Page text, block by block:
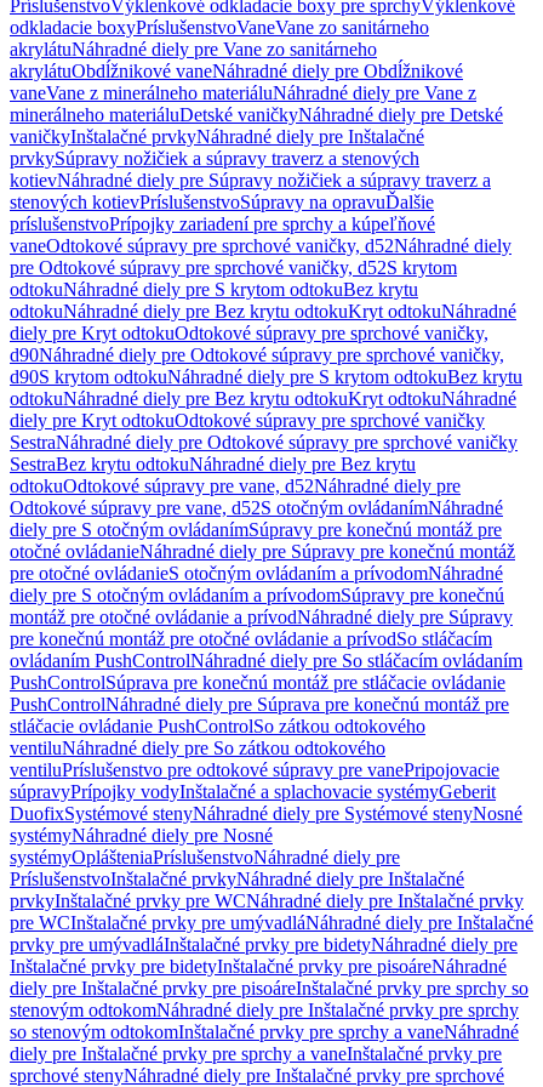
PríslušenstvoVýklenkové odkladacie boxy pre sprchyVýklenkové
odkladacie boxyPríslušenstvoVaneVane zo sanitárneho
akrylátuNáhradné diely pre Vane zo sanitárneho
akrylátuObdĺžnikové vaneNáhradné diely pre Obdĺžnikové
vaneVane z minerálneho materiáluNáhradné diely pre Vane z
minerálneho materiáluDetské vaničkyNáhradné diely pre Detské
vaničkyInštalačné prvkyNáhradné diely pre Inštalačné
prvkySúpravy nožičiek a súpravy traverz a stenových
kotievNáhradné diely pre Súpravy nožičiek a súpravy traverz a
stenových kotievPríslušenstvoSúpravy na opravuĎalšie
príslušenstvoPrípojky zariadení pre sprchy a kúpeľňové
vaneOdtokové súpravy pre sprchové vaničky, d52Náhradné diely
pre Odtokové súpravy pre sprchové vaničky, d52S krytom
odtokuNáhradné diely pre S krytom odtokuBez krytu
odtokuNáhradné diely pre Bez krytu odtokuKryt odtokuNáhradné
diely pre Kryt odtokuOdtokové súpravy pre sprchové vaničky,
d90Náhradné diely pre Odtokové súpravy pre sprchové vaničky,
d90S krytom odtokuNáhradné diely pre S krytom odtokuBez krytu
odtokuNáhradné diely pre Bez krytu odtokuKryt odtokuNáhradné
diely pre Kryt odtokuOdtokové súpravy pre sprchové vaničky
SestraNáhradné diely pre Odtokové súpravy pre sprchové vaničky
SestraBez krytu odtokuNáhradné diely pre Bez krytu
odtokuOdtokové súpravy pre vane, d52Náhradné diely pre
Odtokové súpravy pre vane, d52S otočným ovládanímNáhradné
diely pre S otočným ovládanímSúpravy pre konečnú montáž pre
otočné ovládanieNáhradné diely pre Súpravy pre konečnú montáž
pre otočné ovládanieS otočným ovládaním a prívodomNáhradné
diely pre S otočným ovládaním a prívodomSúpravy pre konečnú
montáž pre otočné ovládanie a prívodNáhradné diely pre Súpravy
pre konečnú montáž pre otočné ovládanie a prívodSo stláčacím
ovládaním PushControlNáhradné diely pre So stláčacím ovládaním
PushControlSúprava pre konečnú montáž pre stláčacie ovládanie
PushControlNáhradné diely pre Súprava pre konečnú montáž pre
stláčacie ovládanie PushControlSo zátkou odtokového
ventiluNáhradné diely pre So zátkou odtokového
ventiluPríslušenstvo pre odtokové súpravy pre vanePripojovacie
súpravyPrípojky vodyInštalačné a splachovacie systémyGeberit
DuofixSystémové stenyNáhradné diely pre Systémové stenyNosné
systémyNáhradné diely pre Nosné
systémyOplášteniaPríslušenstvoNáhradné diely pre
PríslušenstvoInštalačné prvkyNáhradné diely pre Inštalačné
prvkyInštalačné prvky pre WCNáhradné diely pre Inštalačné prvky
pre WCInštalačné prvky pre umývadláNáhradné diely pre Inštalačné
prvky pre umývadláInštalačné prvky pre bidetyNáhradné diely pre
Inštalačné prvky pre bidetyInštalačné prvky pre pisoáreNáhradné
diely pre Inštalačné prvky pre pisoáreInštalačné prvky pre sprchy so
stenovým odtokomNáhradné diely pre Inštalačné prvky pre sprchy
so stenovým odtokomInštalačné prvky pre sprchy a vaneNáhradné
diely pre Inštalačné prvky pre sprchy a vaneInštalačné prvky pre
sprchové stenyNáhradné diely pre Inštalačné prvky pre sprchové